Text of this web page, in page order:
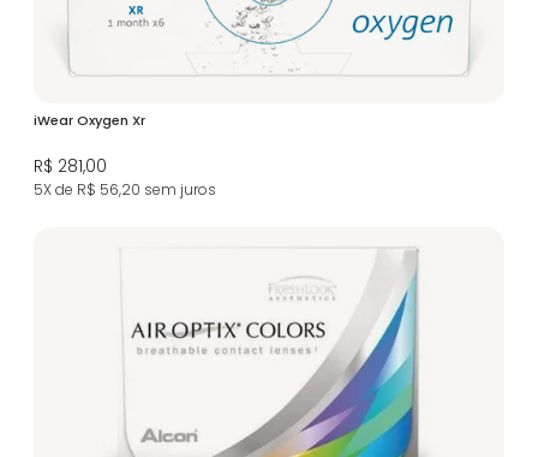
iWear Oxygen Xr
R$ 281,00
5X de R$ 56,20 sem juros